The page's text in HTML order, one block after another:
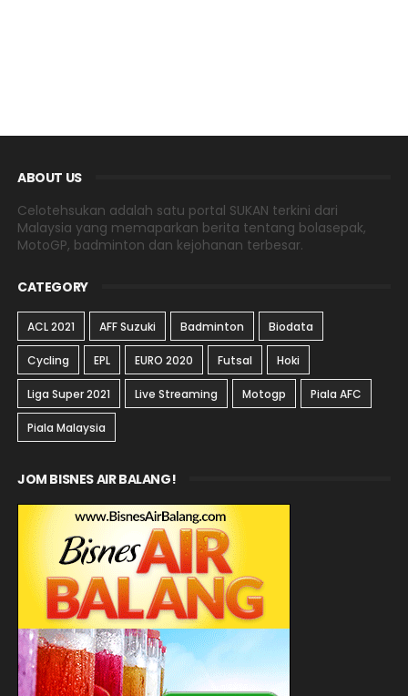
ABOUT US
Celotehsukan adalah satu portal SUKAN terkini dari
Malaysia yang memaparkan berita tentang bolasepak,
MotoGP, badminton dan kejohanan terbesar.
CATEGORY
ACL 2021 AFF Suzuki Badminton Biodata
Cycling EPL EURO 2020 Futsal Hoki
Liga Super 2021 Live Streaming Motogp Piala AFC
Piala Malaysia
JOM BISNES AIR BALANG!